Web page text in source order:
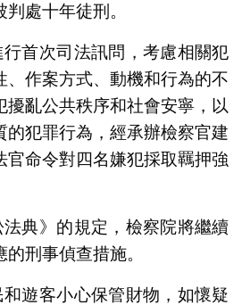
處十年徒刑。
首次司法訊問，考慮相關犯
、作案方式、動機和行為的不
擾亂公共秩序和社會安寧，以
的犯罪行為，經承辦檢察官建
官命令對四名嫌犯採取羈押強
典》的規定，檢察院將繼續
刑事偵查措施。
遊客小心保管財物，如懷疑